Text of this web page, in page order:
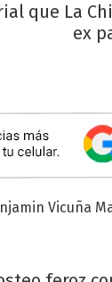
que La
ex